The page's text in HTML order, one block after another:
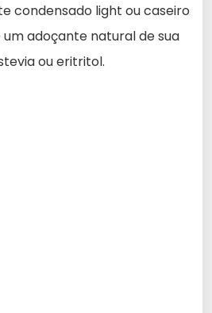
condensado light ou caseiro
adoçante natural de sua
ou eritritol.